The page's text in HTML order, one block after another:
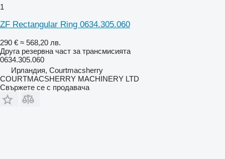
1
ZF Rectangular Ring 0634.305.060
290 € ≈ 568,20 лв.
Друга резервна част за трансмисията
0634.305.060
Ирландия, Courtmacsherry
COURTMACSHERRY MACHINERY LTD
Свържете се с продавача